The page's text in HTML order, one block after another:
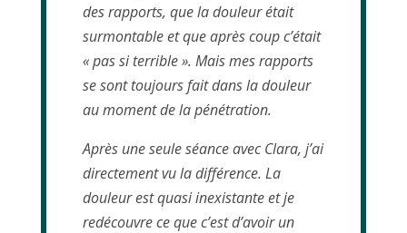
des rapports, que la douleur était
surmontable et que après coup c’était
« pas si terrible ». Mais mes rapports
se sont toujours fait dans la douleur
au moment de la pénétration.
Après une seule séance avec Clara, j’ai
directement vu la différence. La
douleur est quasi inexistante et je
redécouvre ce que c’est d’avoir un